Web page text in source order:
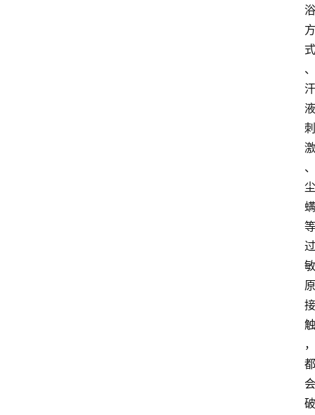
浴
方
式
、
汗
液
刺
激
、
尘
螨
等
过
敏
原
接
触
，
都
会
破